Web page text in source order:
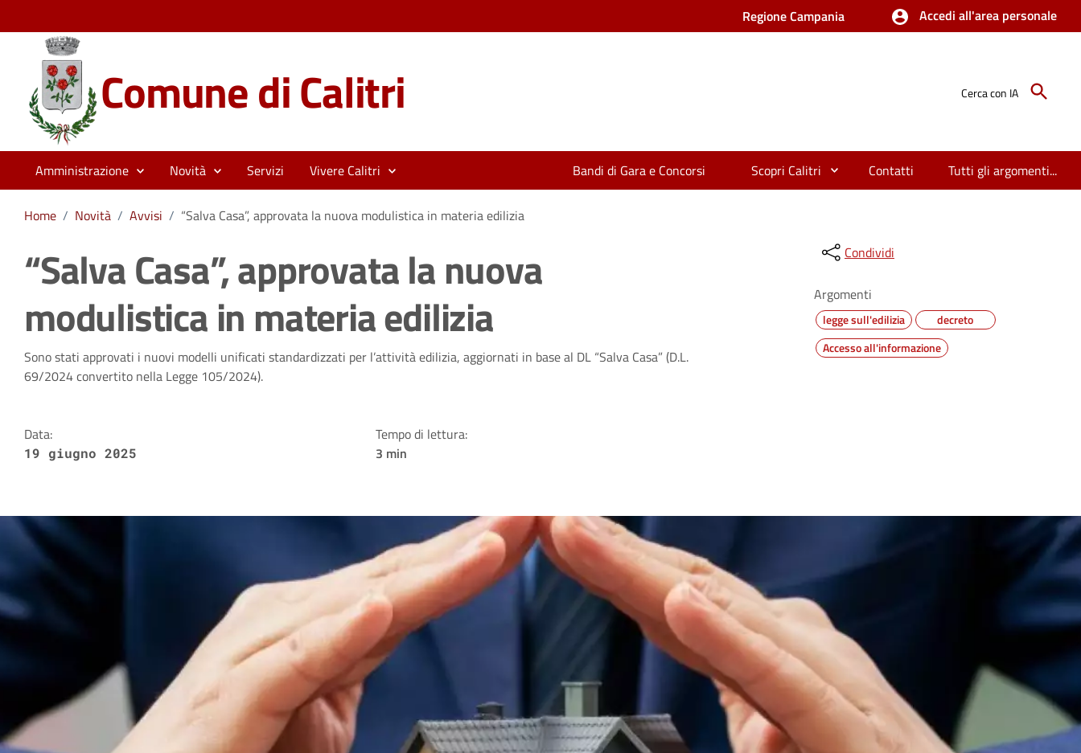
Regione Campania Accedi all'area personale
Comune di Calitri Cerca con IA
Amministrazione Novità Servizi Vivere Calitri Bandi di Gara e Concorsi Scopri Calitri Contatti Tutti gli argomenti...
Home / Novità / Avvisi / “Salva Casa”, approvata la nuova modulistica in materia edilizia
“Salva Casa”, approvata la nuova
modulistica in materia edilizia
Dettagli della notizia
Sono stati approvati i nuovi modelli unificati standardizzati per l’attività edilizia, aggiornati in base al DL “Salva Casa” (D.L.
69/2024 convertito nella Legge 105/2024).
Data:
19 giugno 2025
Tempo di lettura:
3 min
Condividi
Argomenti
legge sull'edilizia
decreto
Accesso all'informazione